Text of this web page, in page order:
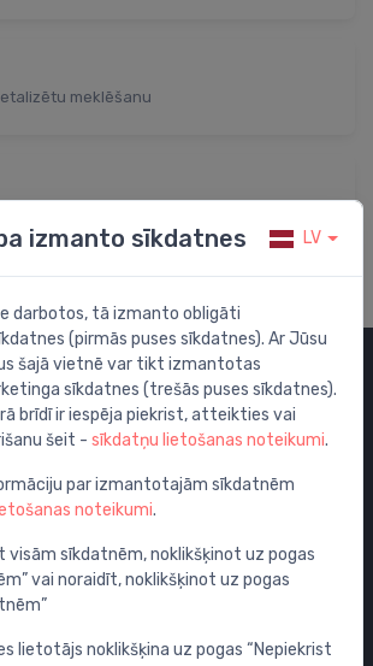
meklēšanu
izmanto sīkdatnes LV
darbotos, tā izmanto obligāti
(pirmās puses sīkdatnes). Ar Jūsu
šajā vietnē var tikt izmantotas
sīkdatnes (trešās puses sīkdatnes).
brīdī ir iespēja piekrist, atteikties vai
šeit - sīkdatņu lietošanas noteikumi.
par izmantotajām sīkdatnēm
noteikumi.
sīkdatnēm, noklikšķinot uz pogas
vai noraidīt, noklikšķinot uz pogas
lietotājs noklikšķina uz pogas “Nepiekrist